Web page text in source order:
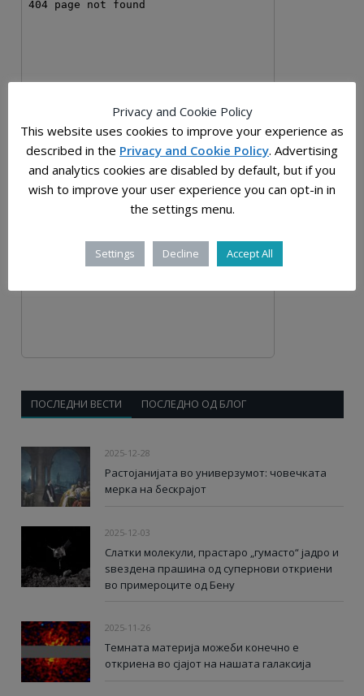
ПОСЛЕДНИ ВЕСТИ ПОСЛЕДНО ОД БЛОГ
2025-12-28
Растојанијата во универзумот: човечката
мерка на бескрајот
2025-12-03
Слатки молекули, прастаро „гумасто“ јадро и
ѕвездена прашина од супернови откриени
во примероците од Бену
2025-11-26
Темната материја можеби конечно е
откриена во сјајот на нашата галаксија
Privacy and Cookie Policy
This website uses cookies to improve your experience as
described in the Privacy and Cookie Policy. Advertising
and analytics cookies are disabled by default, but if you
wish to improve your user experience you can opt-in in
the settings menu.
Settings Decline Accept All